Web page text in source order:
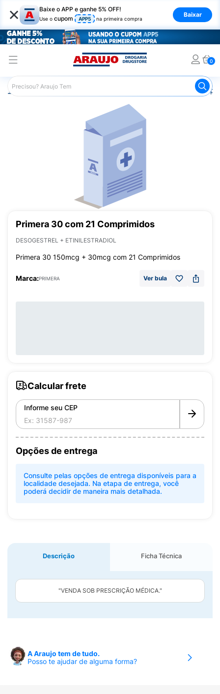
× Baixe o APP e ganhe 5% OFF!
Use o cupom APP5 na primeira compra
Baixar
0
Araujo Medicamentos
Primera 30 com 21 Comprimidos
DESOGESTREL + ETINILESTRADIOL
Primera 30 150mcg + 30mcg com 21 Comprimidos
Marca:PRIMERA Ver bula
Calcular frete
Informe seu CEP
Opções de entrega
Consulte pelas opções de entrega disponíveis para a
localidade desejada. Na etapa de entrega, você
poderá decidir de maneira mais detalhada.
Descrição Ficha Técnica
"VENDA SOB PRESCRIÇÃO MÉDICA."
A Araujo tem de tudo.
Posso te ajudar de alguma forma?